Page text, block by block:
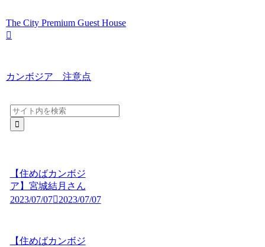
The City Premium Guest House
カンボジア 注意点
【住めばカンボジ
ア】宮城結月さん
2023/07/07
2023/07/07
【住めばカンボジ